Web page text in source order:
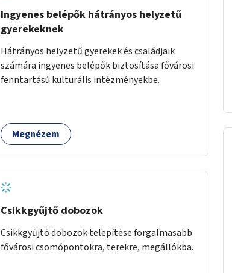
Ingyenes belépők hátrányos helyzetű
gyerekeknek
Hátrányos helyzetű gyerekek és családjaik
számára ingyenes belépők biztosítása fővárosi
fenntartású kulturális intézményekbe.
Megnézem
Csikkgyűjtő dobozok
Csikkgyűjtő dobozok telepítése forgalmasabb
fővárosi csomópontokra, terekre, megállókba.